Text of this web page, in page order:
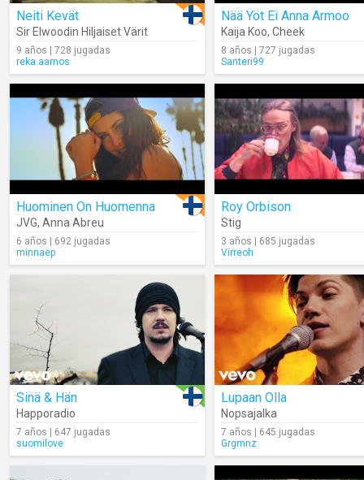
Neiti Kevät
Sir Elwoodin Hiljaiset Värit
9 años | 728 jugadas
reka.aarnos
Nää Yöt Ei Anna Armoo
Kaija Koo, Cheek
8 años | 727 jugadas
Santeri99
Huominen On Huomenna
JVG, Anna Abreu
6 años | 692 jugadas
minnaep
Roy Orbison
Stig
3 años | 685 jugadas
Virreoh
Sinä & Hän
Happoradio
7 años | 647 jugadas
suomilove
Lupaan Olla
Nopsajalka
7 años | 645 jugadas
Grgmnz